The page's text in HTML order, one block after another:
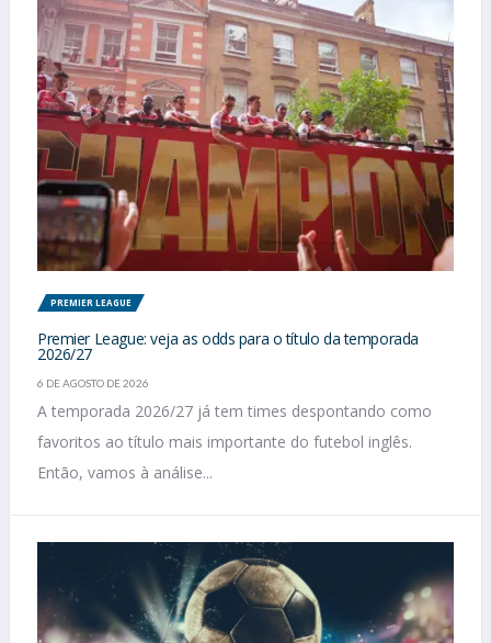
PREMIER LEAGUE
Premier League: veja as odds para o título da temporada
2026/27
6 DE AGOSTO DE 2026
A temporada 2026/27 já tem times despontando como
favoritos ao título mais importante do futebol inglês.
Então, vamos à análise...